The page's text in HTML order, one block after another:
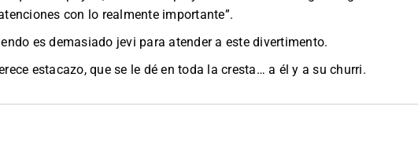
con lo realmente importante”.
es demasiado jevi para atender a este divertimento.
estacazo, que se le dé en toda la cresta… a él y a su churri.